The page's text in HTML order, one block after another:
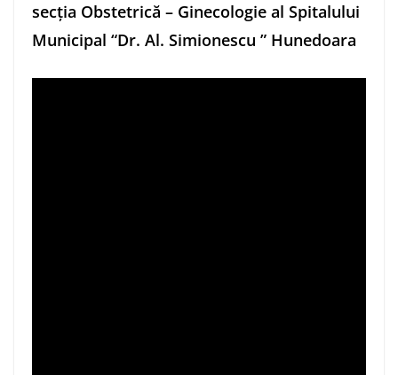
secția Obstetrică – Ginecologie al Spitalului
Municipal “Dr. Al. Simionescu ” Hunedoara